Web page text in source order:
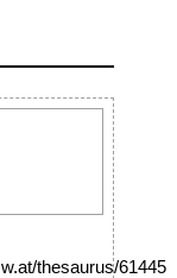
thesaurus/61445